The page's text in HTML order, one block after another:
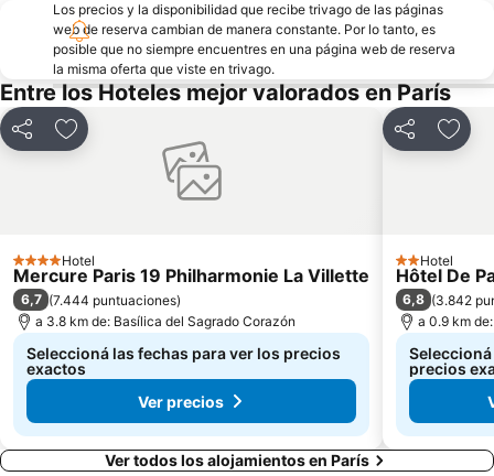
Distrito VII: Palais-Bourbon
Panteón
Unesco
Estación de tren de Montparnasse
Gare du Nord Metro Station
Europa
Faubourg Saint Germain
Aeropuerto de París-Orly
Distrito X: Entrepôt
Paris Plages du Louvre au pont de Sully
Campos Elíseos
Calle de la Villette
Estación de París-Lyon
Distrito XVI: Passy
Los precios y la disponibilidad que recibe trivago de las páginas
web de reserva cambian de manera constante. Por lo tanto, es
posible que no siempre encuentres en una página web de reserva
la misma oferta que viste en trivago.
Entre los Hoteles mejor valorados en París
CompartirAñadir a favoritos
4 Estrellas
Hotel
Mercure Paris 19 Philharmonie La Villette
6,7 (7.444 puntuaciones)
a 3.8 km de: Basílica del Sagrado Corazón
Seleccioná las fechas para ver los precios
exactos
Ver precios
Compartir
2 Estrellas
Hotel
Hôtel De
6,8 (3.842
a 0.9 km
precios
Ver todos los alojamientos en París